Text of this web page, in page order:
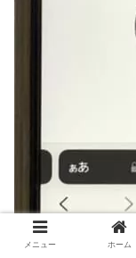
メニュー ホーム